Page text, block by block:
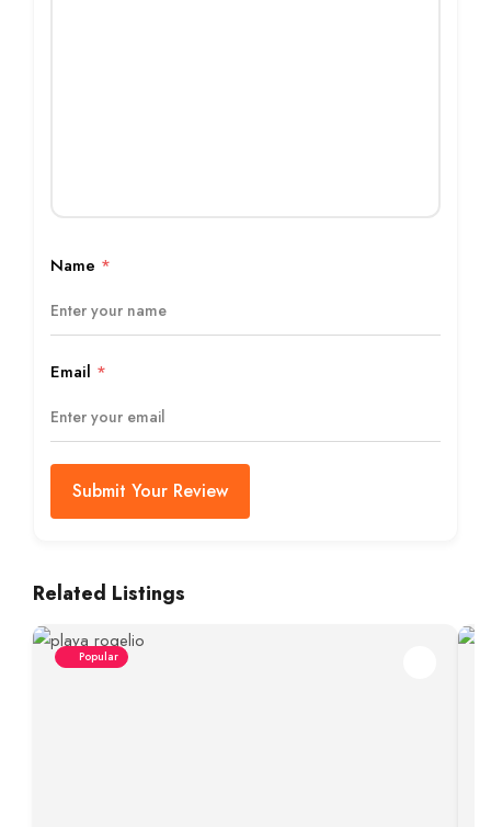
Name *
Email *
Submit Your Review
Related Listings
Popular